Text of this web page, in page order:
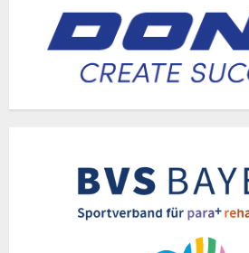
2025
in
RuhpoldingBronze
für
Evi
Wudi!
🥉
Beiträge